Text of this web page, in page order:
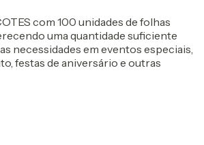
com 100 unidades de folhas
uma quantidade suficiente
necessidades em eventos especiais,
festas de aniversário e outras